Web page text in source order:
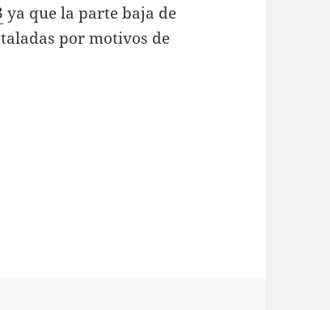
ya que la parte baja de
por motivos de